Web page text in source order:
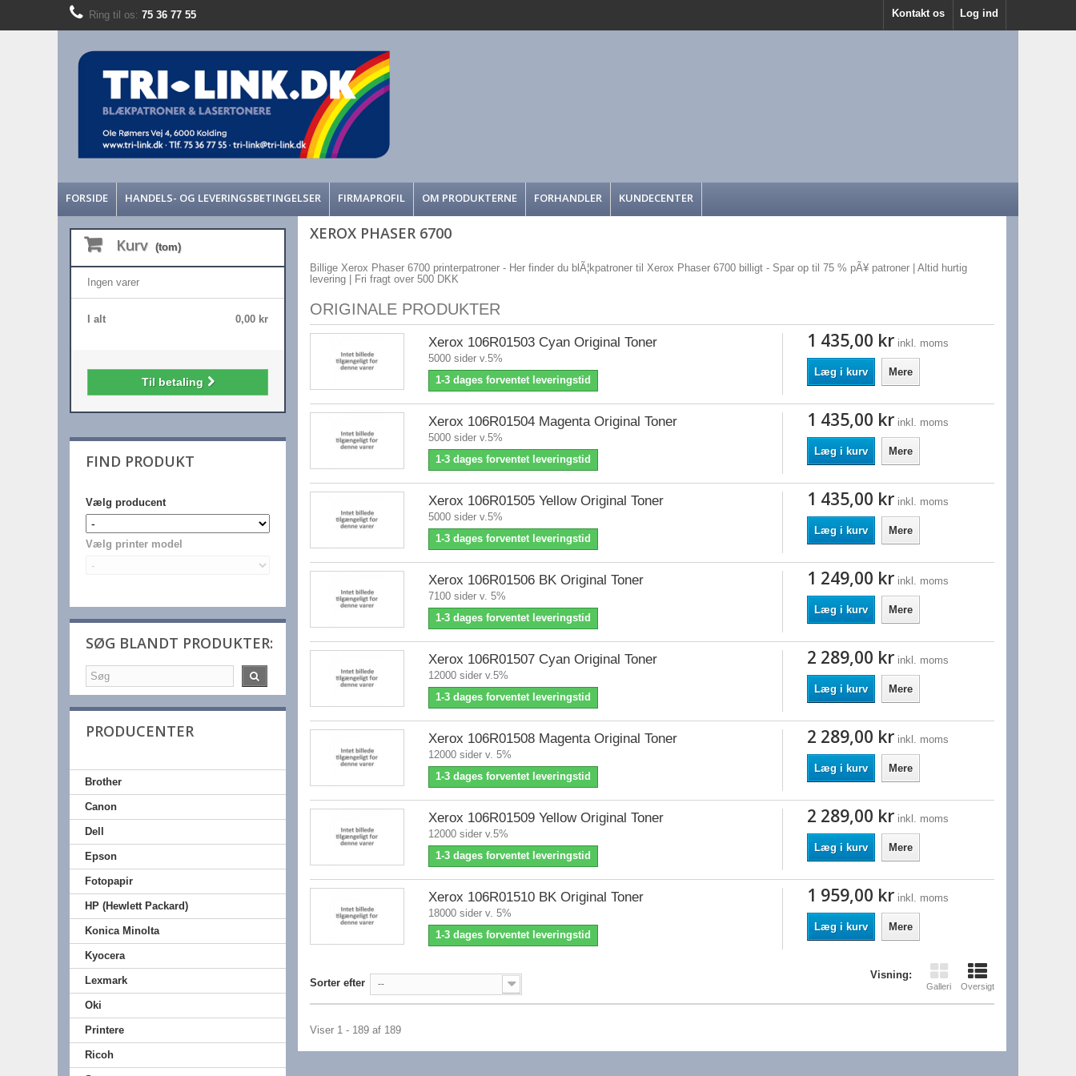
Log ind
Kontakt os
Ring til os: 75 36 77 55
FORSIDE HANDELS- OG LEVERINGSBETINGELSER FIRMAPROFIL OM PRODUKTERNE FORHANDLER KUNDECENTER
Kurv (tom)
Ingen varer
0,00 kr
I alt
Til betaling
FIND PRODUKT
Vælg producent
Vælg printer model
SØG BLANDT PRODUKTER:
PRODUCENTER
Brother
Canon
Dell
Epson
Fotopapir
HP (Hewlett Packard)
Konica Minolta
Kyocera
Lexmark
Oki
Printere
Ricoh
XEROX PHASER 6700
Billige Xerox Phaser 6700 printerpatroner - Her finder du blÃ¦kpatroner til Xerox Phaser 6700 billigt - Spar op til 75 % pÃ¥ patroner | Altid hurtig
levering | Fri fragt over 500 DKK
ORIGINALE PRODUKTER
Xerox 106R01503 Cyan Original Toner
5000 sider v.5%
1-3 dages forventet leveringstid
1 435,00 kr inkl. moms
Læg i kurv Mere
Xerox 106R01504 Magenta Original Toner
5000 sider v.5%
1-3 dages forventet leveringstid
1 435,00 kr inkl. moms
Læg i kurv Mere
Xerox 106R01505 Yellow Original Toner
5000 sider v.5%
1-3 dages forventet leveringstid
1 435,00 kr inkl. moms
Læg i kurv Mere
Xerox 106R01506 BK Original Toner
7100 sider v. 5%
1-3 dages forventet leveringstid
1 249,00 kr inkl. moms
Læg i kurv Mere
Xerox 106R01507 Cyan Original Toner
12000 sider v.5%
1-3 dages forventet leveringstid
2 289,00 kr inkl. moms
Læg i kurv Mere
Xerox 106R01508 Magenta Original Toner
12000 sider v. 5%
1-3 dages forventet leveringstid
2 289,00 kr inkl. moms
Læg i kurv Mere
Xerox 106R01509 Yellow Original Toner
12000 sider v.5%
1-3 dages forventet leveringstid
2 289,00 kr inkl. moms
Læg i kurv Mere
Xerox 106R01510 BK Original Toner
18000 sider v. 5%
1-3 dages forventet leveringstid
1 959,00 kr inkl. moms
Læg i kurv Mere
Visning:
Galleri Oversigt
Sorter efter --
Viser 1 - 189 af 189